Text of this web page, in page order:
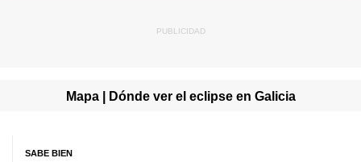
Mapa | Dónde ver el eclipse en Galicia
SABE BIEN